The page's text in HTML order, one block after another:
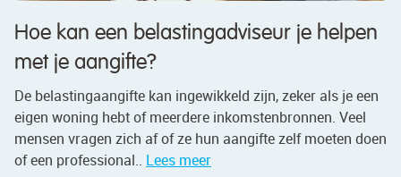
Hoe kan een belastingadviseur je helpen
met je aangifte?
De belastingaangifte kan ingewikkeld zijn, zeker als je een
eigen woning hebt of meerdere inkomstenbronnen. Veel
mensen vragen zich af of ze hun aangifte zelf moeten doen
of een professional.. Lees meer